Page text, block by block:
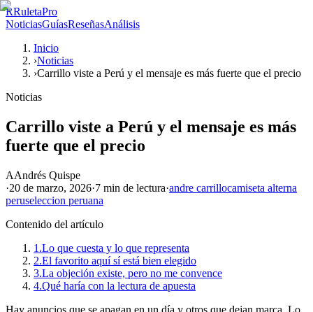
RRuletaPro
NoticiasGuíasReseñasAnálisis
Inicio
›Noticias
›Carrillo viste a Perú y el mensaje es más fuerte que el precio
Noticias
Carrillo viste a Perú y el mensaje es más
fuerte que el precio
AAndrés Quispe
·20 de marzo, 2026·7 min de lectura·andre carrillocamiseta alterna
peruseleccion peruana
Contenido del artículo
1.Lo que cuesta y lo que representa
2.El favorito aquí sí está bien elegido
3.La objeción existe, pero no me convence
4.Qué haría con la lectura de apuesta
Hay anuncios que se apagan en un día y otros que dejan marca. Lo